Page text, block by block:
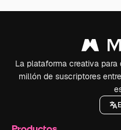
La plataforma creativa
millón de suscriptores